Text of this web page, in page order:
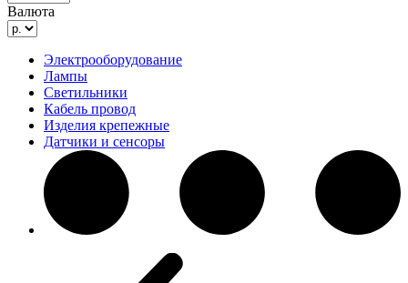
Валюта
Электрооборудование
Лампы
Светильники
Кабель провод
Изделия крепежные
Датчики и сенсоры